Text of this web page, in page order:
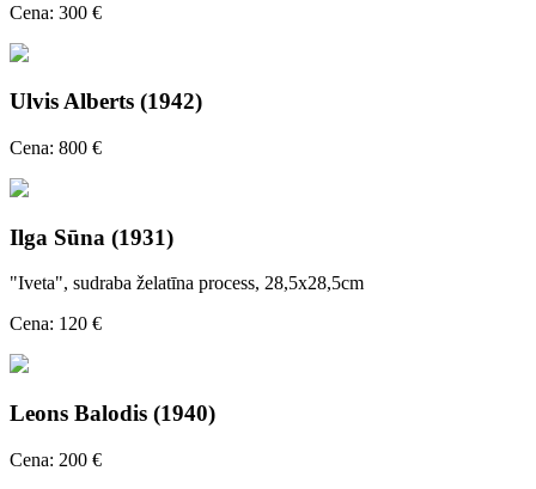
Cena: 300 €
Ulvis Alberts (1942)
Cena: 800 €
Ilga Sūna (1931)
"Iveta", sudraba želatīna process, 28,5x28,5cm
Cena: 120 €
Leons Balodis (1940)
Cena: 200 €